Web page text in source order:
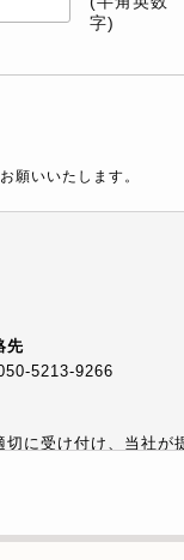
字)
願いいたします。
先
5213-9266
に受け付け、当社が
第三者に提供するこ